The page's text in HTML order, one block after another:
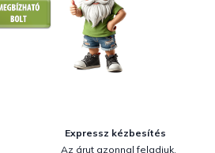
Expressz kézbesítés
Az árut azonnal feladjuk.